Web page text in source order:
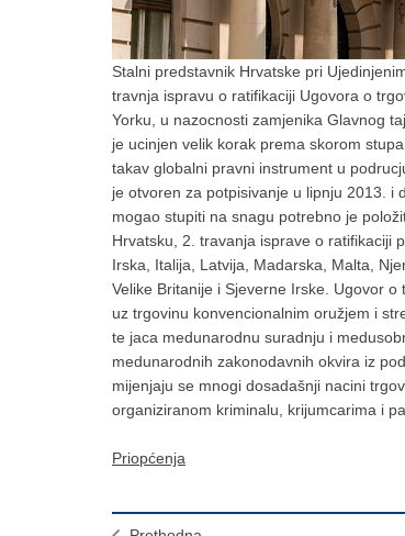
Stalni predstavnik Hrvatske pri
travnja ispravu o ratifikaciji Ugovora o
Yorku, u nazocnosti zamjenika Glavnog
je ucinjen velik korak prema skorom
takav globalni pravni instrument u
je otvoren za potpisivanje u lipnju 2013. i
mogao stupiti na snagu potrebno je
Hrvatsku, 2. travanja isprave o ratifikaciji
Irska, Italija, Latvija, Madarska, Malta,
Velike Britanije i Sjeverne Irske. Ugovor
uz trgovinu konvencionalnim oružjem i
te jaca medunarodnu suradnju i
medunarodnih zakonodavnih okvira iz
mijenjaju se mnogi dosadašnji nacini
organiziranom kriminalu, krijumcarima i
Priopćenja